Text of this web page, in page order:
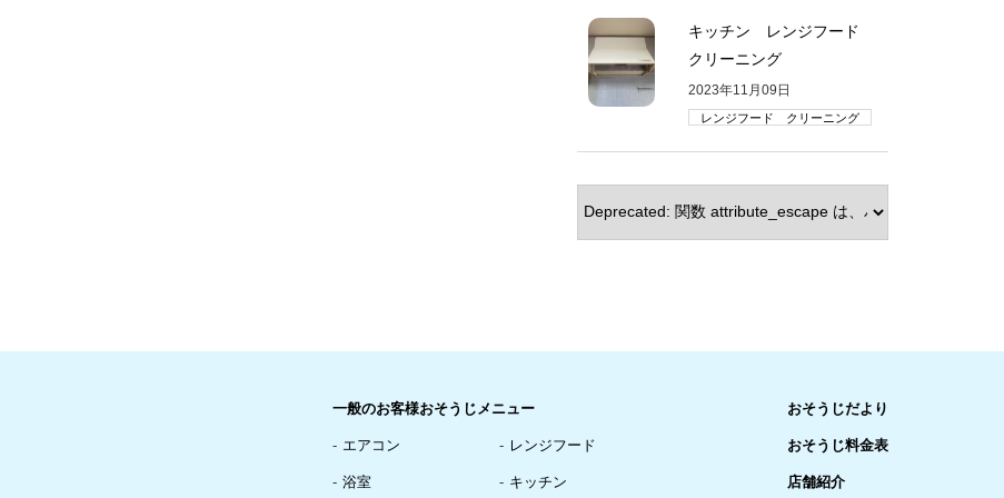
キッチン レンジフード
クリーニング
2023年11月09日
レンジフード クリーニング
一般のお客様おそうじメニュー
エアコン レンジフード
浴室 キッチン
おそうじだより
おそうじ料金表
店舗紹介